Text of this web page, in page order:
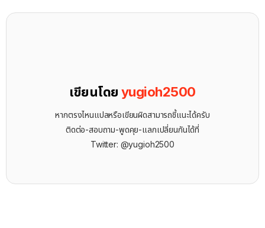
เขียนโดยyugioh2500
หากตรงไหนแปลหรือเขียนผิดสามารถชี้แนะได้ครับ
ติดต่อ-สอบถาม-พูดคุย-แลกเปลี่ยนกันได้ที่
Twitter: @yugioh2500